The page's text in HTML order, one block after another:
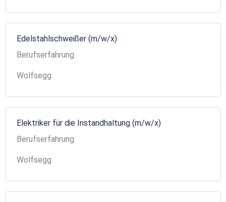
Edelstahlschweißer (m/w/x)
Berufserfahrung
Wolfsegg
Elektriker für die Instandhaltung (m/w/x)
Berufserfahrung
Wolfsegg